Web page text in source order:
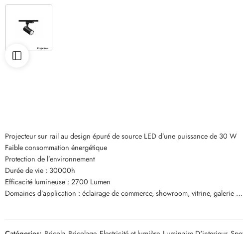
Projecteur sur rail au design épuré de source LED d’une puissance de 30 W
Faible consommation énergétique
Protection de l’environnement
Durée de vie : 30000h
Efficacité lumineuse : 2700 Lumen
Domaines d’application : éclairage de commerce, showroom, vitrine, galerie …